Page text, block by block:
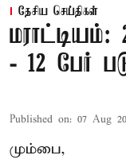
தேசிய செய்திகள்
- 12 பேர்
Published on: 07 Aug
மும்பை,